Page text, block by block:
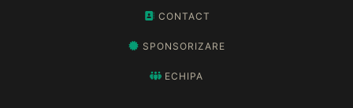
CONTACT
SPONSORIZARE
ECHIPA